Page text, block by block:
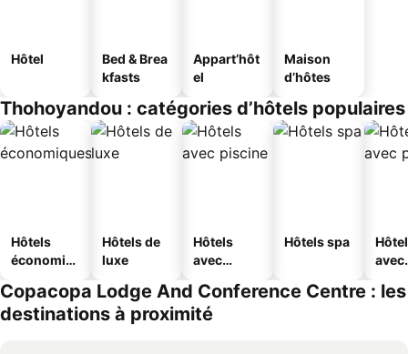
Hôtel
Bed & Brea
kfasts
Appart’hôt
el
Maison
d’hôtes
Thohoyandou : catégories d’hôtels populaires
Hôtels
économiq
Hôtels de
luxe
Hôtels
avec
Hôtels spa
avec
Copacopa Lodge And Conference Centre : les
destinations à proximité